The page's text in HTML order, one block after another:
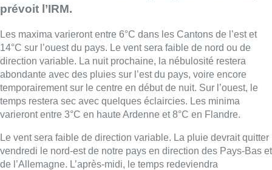
prévoit l’IRM.
Les maxima varieront entre 6°C dans les Cantons de l’est et
14°C sur l’ouest du pays. Le vent sera faible de nord ou de
direction variable. La nuit prochaine, la nébulosité restera
abondante avec des pluies sur l’est du pays, voire encore
temporairement sur le centre en début de nuit. Sur l’ouest, le
temps restera sec avec quelques éclaircies. Les minima
varieront entre 3°C en haute Ardenne et 8°C en Flandre.
Le vent sera faible de direction variable. La pluie devrait quitter
vendredi le nord-est de notre pays en direction des Pays-Bas et
de l’Allemagne. L’après-midi, le temps redeviendra